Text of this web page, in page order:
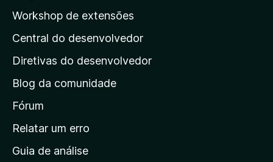
á
g
i
a
i
n
c
Workshop de extensões
Central do desenvolvedor
Diretivas do desenvolvedor
Blog da comunidade
Fórum
Relatar um erro
Guia de análise